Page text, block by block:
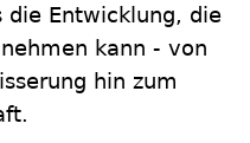
die Entwicklung, die
kann - von
hin zum